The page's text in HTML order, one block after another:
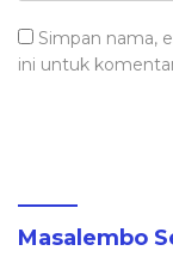
Simpan nama,
ini untuk
Masalembo